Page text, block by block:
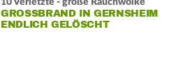
10 Verletzte - große Rauchwolke
GROSSBRAND IN GERNSHEIM E
NDLICH GELÖSCHT